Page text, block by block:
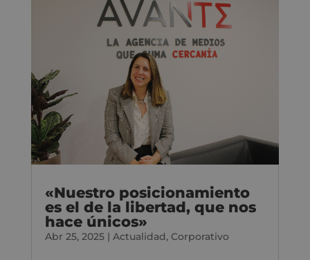
«Nuestro posicionamiento
es el de la libertad, que nos
hace únicos»
Abr 25, 2025| Actualidad, Corporativo